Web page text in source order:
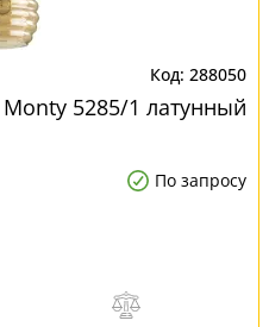
288050
5285/1 латунный
По запросу